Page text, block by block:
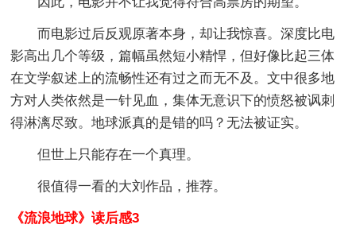
而电影过后反观原著本身，却让我惊喜。深度比电
影高出几个等级，篇幅虽然短小精悍，但好像比起三体
在文学叙述上的流畅性还有过之而无不及。文中很多地
方对人类依然是一针见血，集体无意识下的愤怒被讽刺
得淋漓尽致。地球派真的是错的吗？无法被证实。
但世上只能存在一个真理。
很值得一看的大刘作品，推荐。
《流浪地球》读后感3